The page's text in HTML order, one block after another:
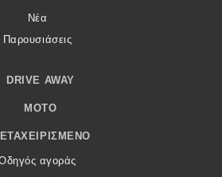
Νέα
Παρουσιάσεις
DRIVE AWAY
MOTO
αγοράς